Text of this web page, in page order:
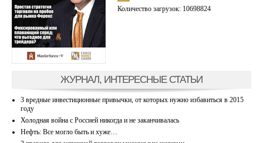
Количество загрузок: 10698824
ЖУРНАЛ, ИНТЕРЕСНЫЕ СТАТЬИ
3 вредные инвестиционные привычки, от которых нужно избавиться в 2015
году
Холодная война с Россией никогда и не заканчивалась
Нефть: Все могло быть и хуже…